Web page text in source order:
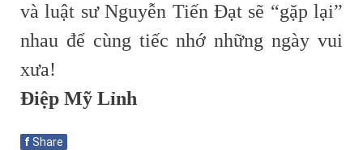
và luật sư Nguyễn Tiến Đạt sẽ “gặp lại”
nhau để cùng tiếc nhớ những ngày vui
xưa!
Điệp Mỹ Lỉnh
f Share